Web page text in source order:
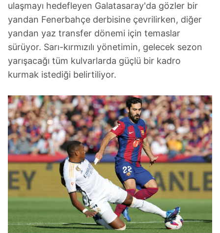
ulaşmayı hedefleyen Galatasaray'da gözler bir
yandan Fenerbahçe derbisine çevrilirken, diğer
yandan yaz transfer dönemi için temaslar
sürüyor. Sarı-kırmızılı yönetimin, gelecek sezon
yarışacağı tüm kulvarlarda güçlü bir kadro
kurmak istediği belirtiliyor.